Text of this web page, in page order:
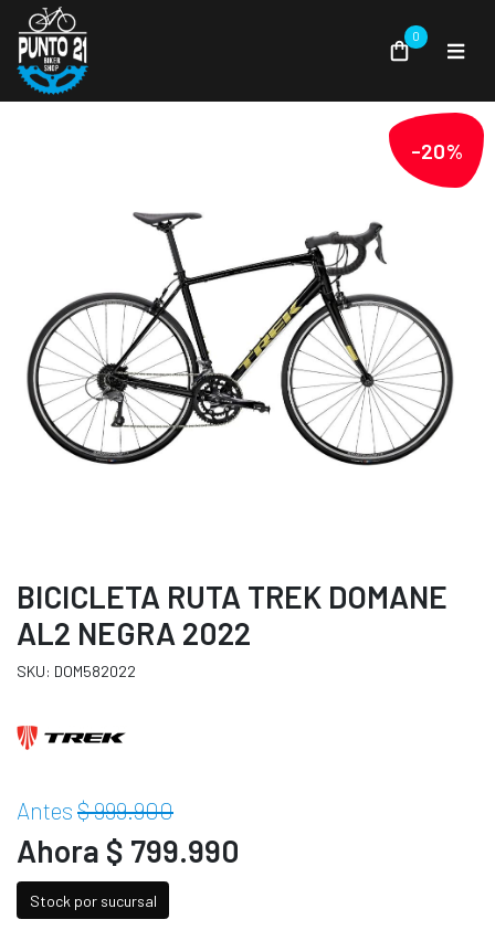
0
-20%
BICICLETA RUTA TREK DOMANE
AL2 NEGRA 2022
SKU: DOM582022
Antes $ 999.900
Ahora $ 799.990
Stock por sucursal